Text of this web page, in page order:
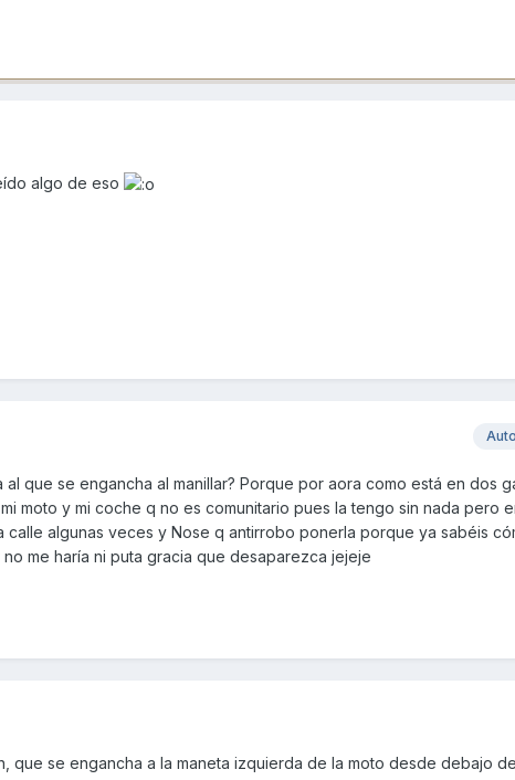
algo de eso
que se engancha al manillar? Porque por aora como está en dos
moto y mi coche q no es comunitario pues la tengo sin nada pero
calle algunas veces y Nose q antirrobo ponerla porque ya sabéis
me haría ni puta gracia que desaparezca jejeje
que se engancha a la maneta izquierda de la moto desde debajo